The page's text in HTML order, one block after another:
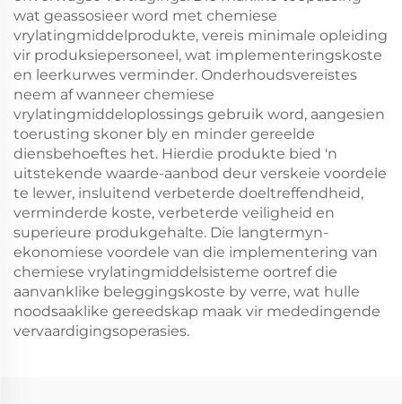
wat geassosieer word met chemiese
vrylatingmiddelprodukte, vereis minimale opleiding
vir produksiepersoneel, wat implementeringskoste
en leerkurwes verminder. Onderhoudsvereistes
neem af wanneer chemiese
vrylatingmiddeloplossings gebruik word, aangesien
toerusting skoner bly en minder gereelde
diensbehoeftes het. Hierdie produkte bied 'n
uitstekende waarde-aanbod deur verskeie voordele
te lewer, insluitend verbeterde doeltreffendheid,
verminderde koste, verbeterde veiligheid en
superieure produkgehalte. Die langtermyn-
ekonomiese voordele van die implementering van
chemiese vrylatingmiddelsisteme oortref die
aanvanklike beleggingskoste by verre, wat hulle
noodsaaklike gereedskap maak vir mededingende
vervaardigingsoperasies.